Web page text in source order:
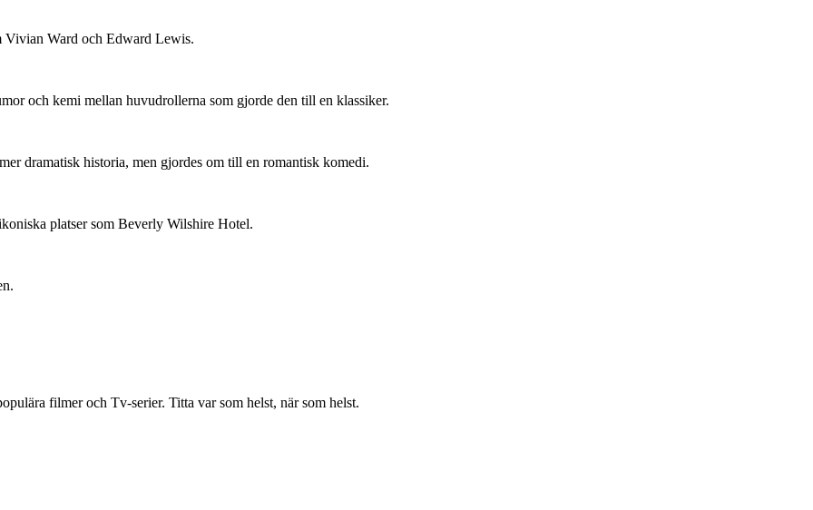
Vivian Ward och Edward Lewis.
och kemi mellan huvudrollerna som gjorde den till en klassiker.
dramatisk historia, men gjordes om till en romantisk komedi.
platser som Beverly Wilshire Hotel.
filmer och Tv-serier. Titta var som helst, när som helst.